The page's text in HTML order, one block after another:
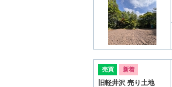
売買 新着
旧軽井沢 売り土地